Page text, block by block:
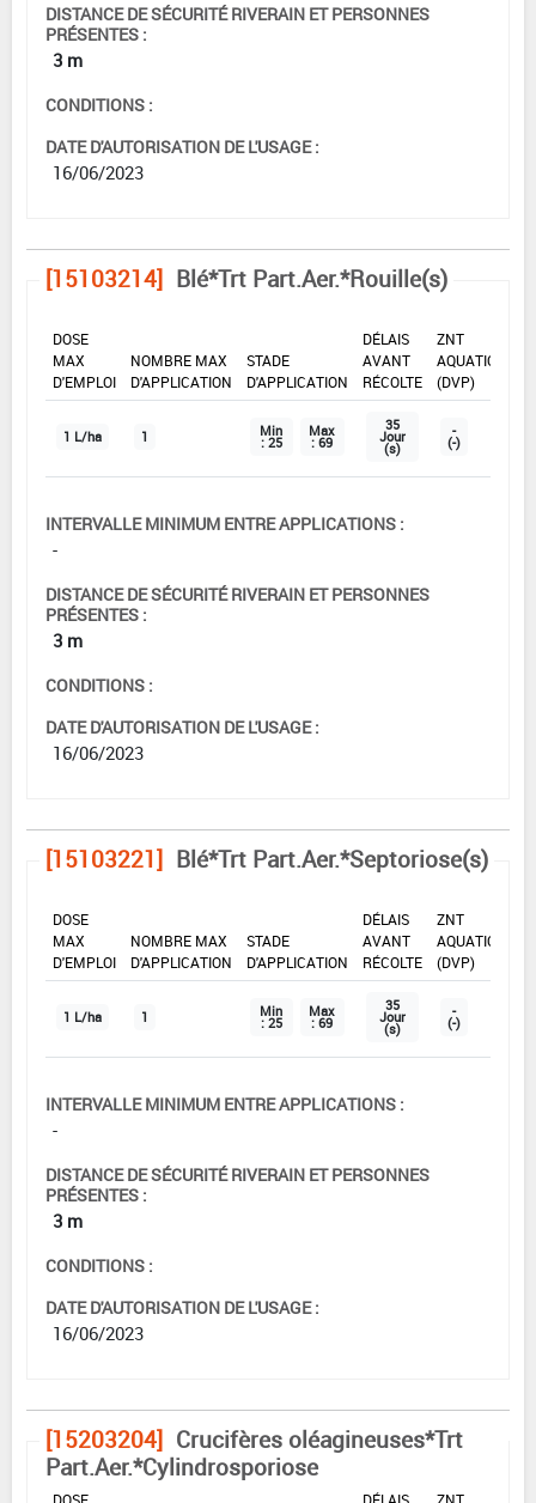
DISTANCE DE SÉCURITÉ RIVERAIN ET PERSONNES
PRÉSENTES :
3 m
CONDITIONS :
DATE D'AUTORISATION DE L'USAGE :
16/06/2023
[15103214] Blé*Trt Part.Aer.*Rouille(s)
DOSE
MAX
D'EMPLOI
NOMBRE MAX
D'APPLICATION
STADE
D'APPLICATION
DÉLAIS
AVANT
RÉCOLTE
ZNT
AQUATIQUE
(DVP)
1 L/ha 1 Min
: 25
Max
: 69
35
Jour
(s)
-
(-)
INTERVALLE MINIMUM ENTRE APPLICATIONS :
-
DISTANCE DE SÉCURITÉ RIVERAIN ET PERSONNES
PRÉSENTES :
3 m
CONDITIONS :
DATE D'AUTORISATION DE L'USAGE :
16/06/2023
[15103221] Blé*Trt Part.Aer.*Septoriose(s)
DOSE
MAX
D'EMPLOI
NOMBRE MAX
D'APPLICATION
STADE
D'APPLICATION
DÉLAIS
AVANT
RÉCOLTE
ZNT
AQUATIQUE
(DVP)
1 L/ha 1 Min
: 25
Max
: 69
35
Jour
(s)
-
(-)
INTERVALLE MINIMUM ENTRE APPLICATIONS :
-
DISTANCE DE SÉCURITÉ RIVERAIN ET PERSONNES
PRÉSENTES :
3 m
CONDITIONS :
DATE D'AUTORISATION DE L'USAGE :
16/06/2023
[15203204] Crucifères oléagineuses*Trt
Part.Aer.*Cylindrosporiose
DOSE DÉLAIS ZNT